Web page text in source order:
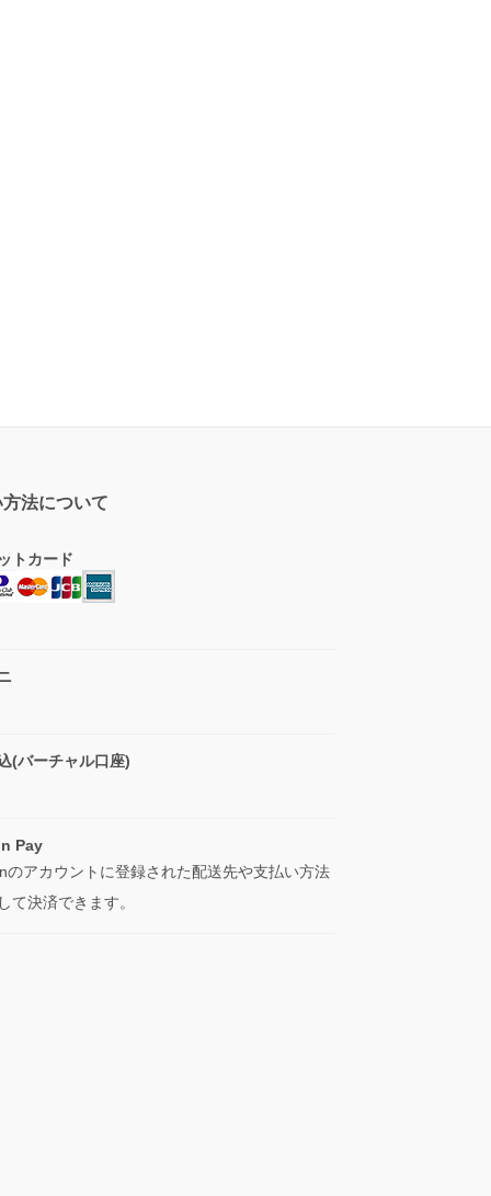
法について
トカード
(バーチャル口座)
Pay
のアカウントに登録された配送先や支払い方法
て決済できます。